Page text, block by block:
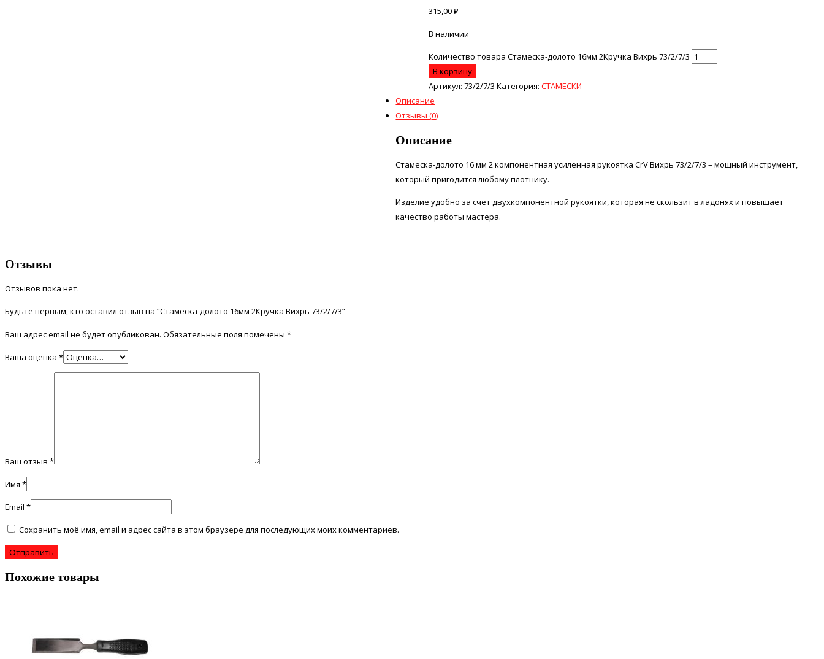
315,00₽
В наличии
Количество товара Стамеска-долото 16мм 2Кручка Вихрь 73/2/7/3
В корзину
Артикул: 73/2/7/3 Категория: СТАМЕСКИ
Описание
Отзывы (0)
Описание
Стамеска-долото 16 мм 2 компонентная усиленная рукоятка CrV Вихрь 73/2/7/3 – мощный инструмент,
который пригодится любому плотнику.
Изделие удобно за счет двухкомпонентной рукоятки, которая не скользит в ладонях и повышает
качество работы мастера.
Отзывы
Отзывов пока нет.
Будьте первым, кто оставил отзыв на “Стамеска-долото 16мм 2Кручка Вихрь 73/2/7/3”
Ваш адрес email не будет опубликован. Обязательные поля помечены *
Ваша оценка *
Ваш отзыв *
Имя *
Email *
Сохранить моё имя, email и адрес сайта в этом браузере для последующих моих комментариев.
Похожие товары